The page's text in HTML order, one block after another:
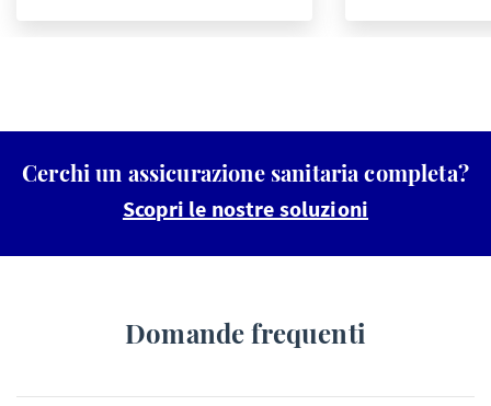
Cerchi un assicurazione sanitaria completa?
Scopri le nostre soluzioni
Domande frequenti